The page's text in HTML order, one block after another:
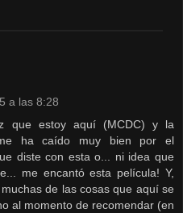
a las 8:28
que estoy aquí (MCDC) y la
ha caído muy bien por el
diste con esta o... ni idea que
me encantó esta película! Y,
de las cosas que aquí se
al momento de recomendar (en